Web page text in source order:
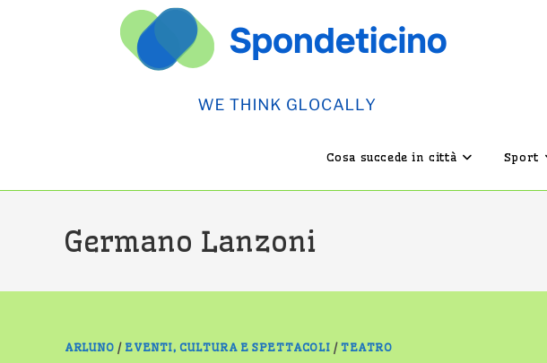
Cosa succede in città Sport
Germano Lanzoni
ARLUNO / EVENTI, CULTURA E SPETTACOLI /TEATRO